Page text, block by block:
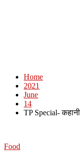
Home
2021
June
14
TP Special-
Food